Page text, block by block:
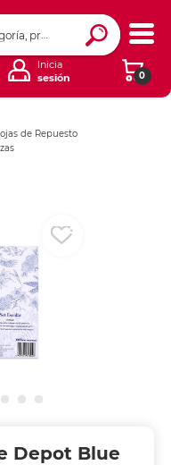
0
Inicia
sesión
de Repuesto
Depot Blue
Ingresar Codigo